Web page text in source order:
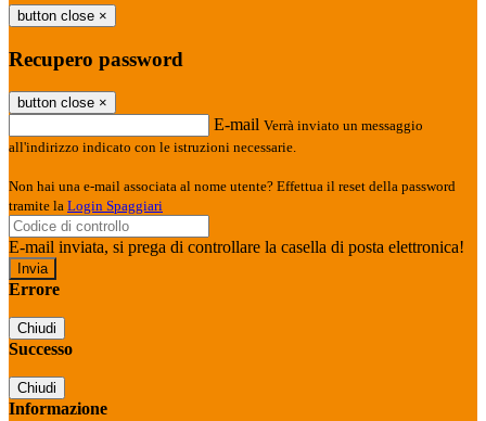
button close ×
Recupero password
button close ×
E-mail Verrà inviato un messaggio
all'indirizzo indicato con le istruzioni necessarie.
Non hai una e-mail associata al nome utente? Effettua il reset della password
tramite la Login Spaggiari
E-mail inviata, si prega di controllare la casella di posta elettronica!
Errore
Chiudi
Successo
Chiudi
Informazione